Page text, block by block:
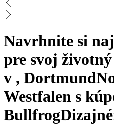
Navrhnite si
pre svoj
v ,
Westfalen s
Bullfrog